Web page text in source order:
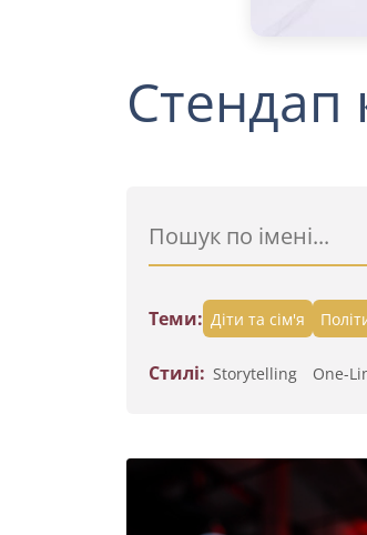
Стендап
Теми: Діти та сім'я
Стилі: Storytelling One-